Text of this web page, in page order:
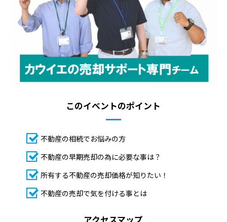
このイベントのポイント
不動産の相続でお悩みの方
不動産の早期売却の為に必要な事は？
所有する不動産の売却価格が知りたい！
不動産の売却で気を付ける事とは
アクセスマップ